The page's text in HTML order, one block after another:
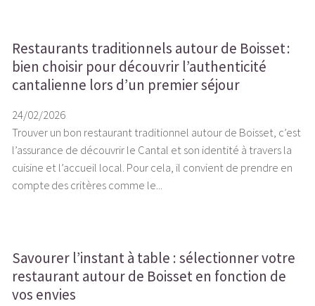
Restaurants traditionnels autour de Boisset :
bien choisir pour découvrir l’authenticité
cantalienne lors d’un premier séjour
24/02/2026
Trouver un bon restaurant traditionnel autour de Boisset, c’est
l’assurance de découvrir le Cantal et son identité à travers la
cuisine et l’accueil local. Pour cela, il convient de prendre en
compte des critères comme le...
Savourer l’instant à table : sélectionner votre
restaurant autour de Boisset en fonction de
vos envies